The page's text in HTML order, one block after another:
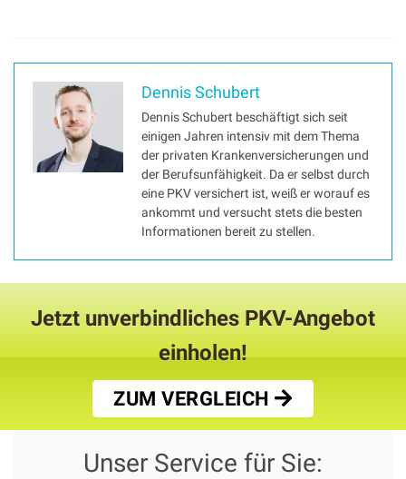
Dennis Schubert
Dennis Schubert beschäftigt sich seit
einigen Jahren intensiv mit dem Thema
der privaten Krankenversicherungen und
der Berufsunfähigkeit. Da er selbst durch
eine PKV versichert ist, weiß er worauf es
ankommt und versucht stets die besten
Informationen bereit zu stellen.
Unser Service für Sie:
Jetzt unverbindliches PKV-Angebot
einholen!
ZUM VERGLEICH